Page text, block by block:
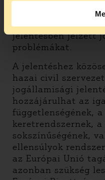
annak értékelését
orvosolták az
jelentésben jelzett
problémákat.
A jelentéshez
hazai civil
jogállamisági
hozzájárulhat az
függetlenségének,
keretrendszernek, a
sokszínűségének,
ellensúlyok
az Európai Unió
azonban szükség